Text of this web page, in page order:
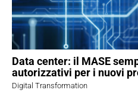
Data center: il MASE
autorizzativi per i nuovi
Digital Transformation